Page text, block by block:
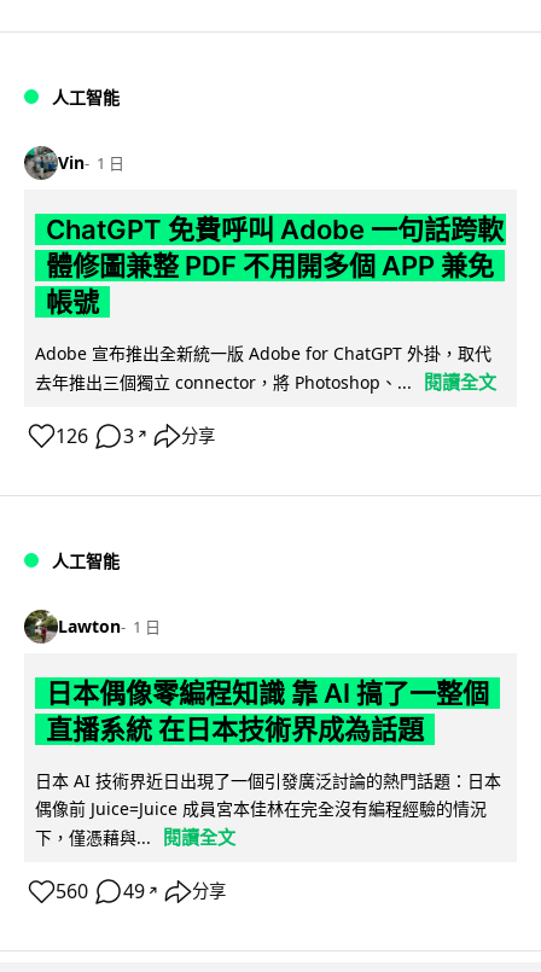
人工智能
Vin 1 日
ChatGPT 免費呼叫 Adobe 一句話跨軟
體修圖兼整 PDF 不用開多個 APP 兼免
帳號
Adobe 宣布推出全新統一版 Adobe for ChatGPT 外掛，取代
去年推出三個獨立 connector，將 Photoshop、...
閱讀全文
126 3 ↗ 分享
人工智能
Lawton 1 日
日本偶像零編程知識 靠 AI 搞了一整個
直播系統 在日本技術界成為話題
日本 AI 技術界近日出現了一個引發廣泛討論的熱門話題：日本
偶像前 Juice=Juice 成員宮本佳林在完全沒有編程經驗的情況
下，僅憑藉與...
閱讀全文
560 49 ↗ 分享